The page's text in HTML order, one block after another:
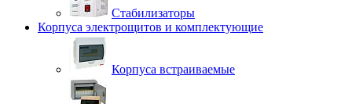
Стабилизаторы
Корпуса электрощитов и комплектующие
Корпуса встраиваемые